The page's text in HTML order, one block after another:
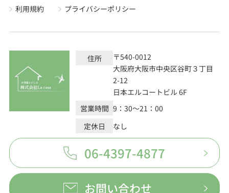
利用規約
プライバシーポリシー
住所
〒540-0012
大阪府大阪市中央区谷町３丁目
2-12
日本エルコートビル 6F
営業時間 9：30～21：00
定休日
なし
06-4397-4877
お問い合わせ